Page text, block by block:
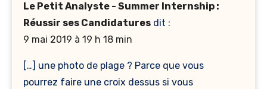
Le Petit Analyste - Summer Internship :
Réussir ses Candidatures dit :
9 mai 2019 à 19 h 18 min
[…] une photo de plage ? Parce que vous
pourrez faire une croix dessus si vous